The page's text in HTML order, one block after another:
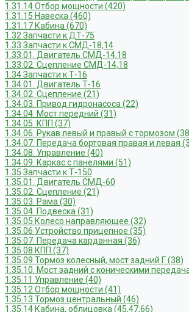
1.31.14 Отбор мощности (420)
1.31.15 Навеска (460)
1.31.17 Кабина (670)
1.32 Запчасти к ДТ-75
1.33 Запчасти к СМД-18,14
1.33.01. Двигатель СМД-14,18
1.33.02. Сцепление СМД-14,18
1.34 Запчасти к Т-16
1.34.01. Двигатель Т-16
1.34.02. Сцепление (21)
1.34.03. Привод гидронасоса (22)
1.34.04. Мост передний (31)
1.34.05. КПП (37)
1.34.06. Рукав левый и правый с тормозом
1.34.07. Передача бортовая правая и левая
1.34.08. Управление (40)
1.34.09. Каркас с панелями (51)
1.35 Запчасти к Т-150
1.35.01. Двигатель СМД-60
1.35.02. Сцепление (21)
1.35.03. Рама (30)
1.35.04. Подвеска (31)
1.35.05 Колесо направляющее (32)
1.35.06 Устройство прицепное (35)
1.35.07. Передача карданная (36)
1.35.08 КПП (37)
1.35.09 Тормоз колесный, мост задний Г (38)
1.35.10. Мост задний с коническими
1.35.11 Управление (40)
1.35.12 Отбор мощности (41)
1.35.13 Тормоз центральный (46)
1.35.14 Кабина, облицовка (45,47,66)